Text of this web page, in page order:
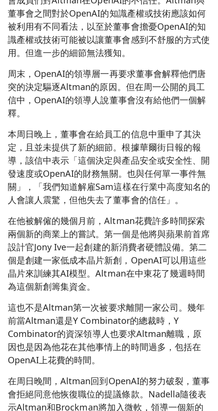
董事會之間對於OpenAI的知識產權或技術應該如何
被利用有不同看法，以至於董事會擔憂OpenAI的知
識產權或技術可能被以讓董事會感到不舒服的方式使
用。但進一步的細節無法獲知。
周末，OpenAI的領導層一再要求董事會解釋他們唐
突的決定驅逐Altman的原因。但在周一公開的員工
信中，OpenAI的領導人說董事會沒有給他們一個解
釋。
本周日晚上，董事會在給員工的信息中重申了其決
定，且並未提供了新的細節。根據華爾街日報的報
導，該信中表示「這個決定與產品安全或安全性、開
發速度或OpenAI的財務無關。也與任何單一事件無
關」，「我們知道解雇Sam這樣在行業中高度知名的
人會讓人震驚，但他失去了董事會的信任」。
在他被解僱的幾個月前，Altman花費許多時間探索
兩個新的商業上的嘗試。第一個是他將與蘋果前首席
設計官Jony Ive一起創建的新消費者硬體設備。第二
個是創建一家低成本晶片新創，OpenAI可以用這些
晶片來訓練其AI模型。Altman在中東花了幾週時間
為這個新創籌集資金。
這也不是Altman第一次被要求離開一家公司。幾年
前當Altman還是Y Combinator的總裁時，Y
Combinator的資深領導人也要求Altman離職，原
因也是因為他花在其他事情上的時間過多，包括在
OpenAI上花費的時間。
在周日晚間，Altman回到OpenAI的努力破裂，董事
會拒絕同意他恢復職位的提議條款。Nadella隨後表
示Altman和Brockman將加入微軟，領導一個新的